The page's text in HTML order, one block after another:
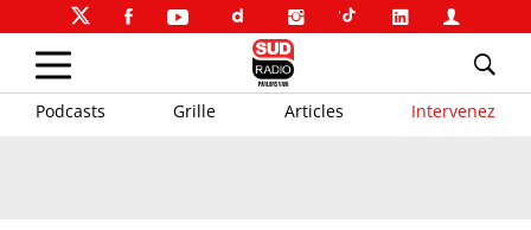
Podcasts Grille Articles Intervenez